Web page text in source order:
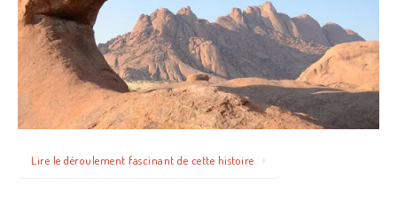
Lire le déroulement fascinant de cette histoire